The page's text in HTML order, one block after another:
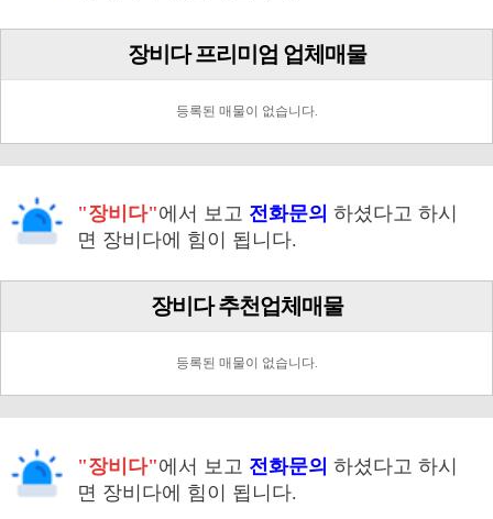
장비다 프리미엄 업체매물
등록된 매물이 없습니다.
"장비다"에서 보고 전화문의 하셨다고 하시
면 장비다에 힘이 됩니다.
장비다 추천업체매물
등록된 매물이 없습니다.
"장비다"에서 보고 전화문의 하셨다고 하시
면 장비다에 힘이 됩니다.